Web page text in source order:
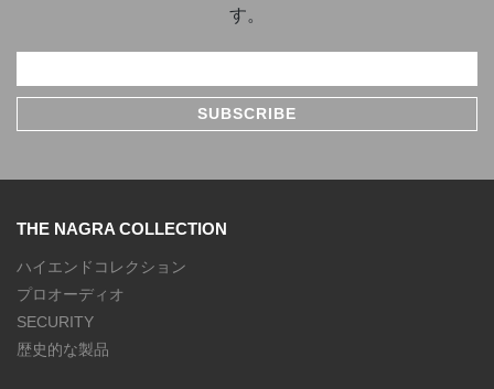
す。
THE NAGRA COLLECTION
ハイエンドコレクション
プロオーディオ
SECURITY
歴史的な製品